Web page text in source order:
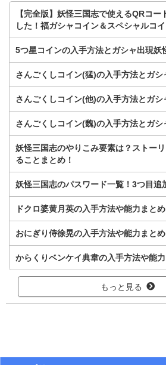
【完全版】妖怪三国志で使えるQRコー
した！福ガシャコイン＆スペシャルコイ
5つ星コインの入手方法とガシャ出現妖
さんごくしコイン(猛)の入手方法とガシ
さんごくしコイン(他)の入手方法とガシ
さんごくしコイン(魏)の入手方法とガシ
妖怪三国志のやりこみ要素は？ストー
ることまとめ！
妖怪三国志のパスワード一覧！3つ目追
ドクロ婆黄月英の入手方法や能力まとめ
おにぎり侍徐晃の入手方法や能力まとめ
からくりベンケイ典韋の入手方法や能
もっと見る